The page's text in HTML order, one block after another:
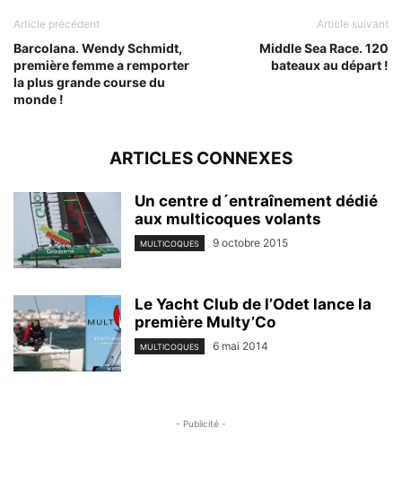
Article précédent
Barcolana. Wendy Schmidt,
première femme a remporter
la plus grande course du
monde !
Article suivant
Middle Sea Race. 120
bateaux au départ !
ARTICLES CONNEXES
Un centre d´entraînement dédié
aux multicoques volants
MULTICOQUES 9 octobre 2015
Le Yacht Club de l’Odet lance la
première Multy’Co
MULTICOQUES 6 mai 2014
- Publicité -